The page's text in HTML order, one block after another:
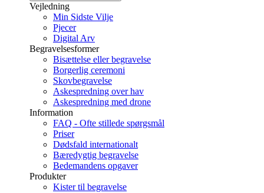
Vejledning
Min Sidste Vilje
Pjecer
Digital Arv
Begravelsesformer
Bisættelse eller begravelse
Borgerlig ceremoni
Skovbegravelse
Askespredning over hav
Askespredning med drone
Information
FAQ - Ofte stillede spørgsmål
Priser
Dødsfald internationalt
Bæredygtig begravelse
Bedemandens opgaver
Produkter
Kister til begravelse